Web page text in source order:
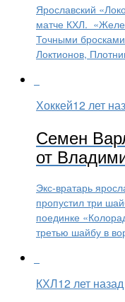
Ярославский
матче КХЛ.
Точными
Локтионов,
Хоккей12 лет
Семен
от
Экс-вратарь
пропустил три
поединке
третью шайбу в
КХЛ12 лет назад